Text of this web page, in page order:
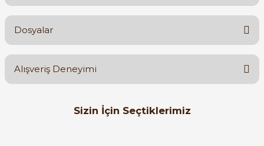
Ürün hakkında henüz soru sorulmamış.
Dosyalar
3M0SA3E-22SA40BT0 Teknik Çizimler :
Alışveriş Deneyimi
Orijinal kutusuyla ertesi gün
ulaştı elimize. Teşekkürler.Sizin İçin Seçtiklerimiz